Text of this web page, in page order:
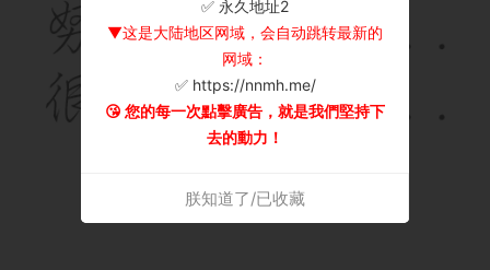
✅ 永久地址2
▼这是大陆地区网域，会自动跳转最新的
网域：
✅ https://nnmh.me/
😘 您的每一次點擊廣告，就是我們堅持下
去的動力！
朕知道了/已收藏